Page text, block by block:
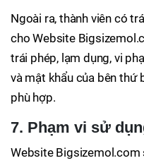
Ngoài ra, thành viên có
cho Website
trái phép, lạm dụng, vi
và mật khẩu của bên thứ
phù hợp.
7. Phạm vi sử
Website Bigsizemol.com